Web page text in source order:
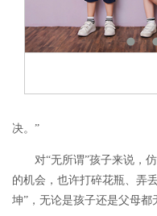
决。”
对“无所谓”孩子来说，仿
的机会，也许打碎花瓶、弄
坤”，无论是孩子还是父母都